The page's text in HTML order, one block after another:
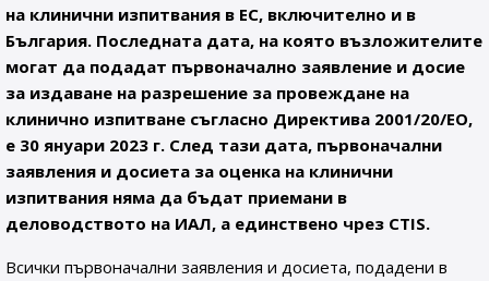
на клинични изпитвания в ЕС, включително и в
България. Последната дата, на която възложителите
могат да подадат първоначално заявление и досие
за издаване на разрешение за провеждане на
клинично изпитване съгласно Директива 2001/20/ЕО,
е 30 януари 2023 г. След тази дата, първоначални
заявления и досиета за оценка на клинични
изпитвания няма да бъдат приемани в
деловодството на ИАЛ, а единствено чрез CTIS.
Всички първоначални заявления и досиета, подадени в